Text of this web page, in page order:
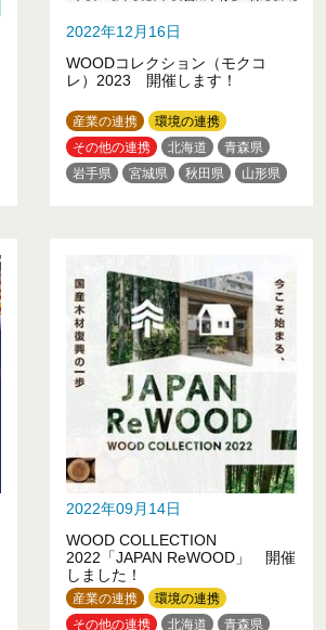
2022年12月16日
WOODコレクション（モクコ
レ）2023 開催します！
産業の連携
環境の連携
その他の連携
北海道
青森県
岩手県
宮城県 秋田県
山形県
山梨県
長野県 岐阜県
愛知県
三重県
滋賀県 京都府
大阪府
奈良県
和歌山県
鳥取県
岡山県
広島県 山口県
徳島県
香川県
愛媛県 高知県
佐賀県
熊本県
大分県
鹿児島県
2022年09月14日
WOOD COLLECTION
2022「JAPAN ReWOOD」 開催
しました！
産業の連携
環境の連携
その他の連携
北海道
青森県